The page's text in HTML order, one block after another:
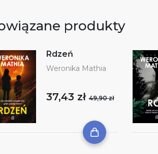
produkty
Rdzeń
Weronika Mathia
37,43 zł49,90 zł